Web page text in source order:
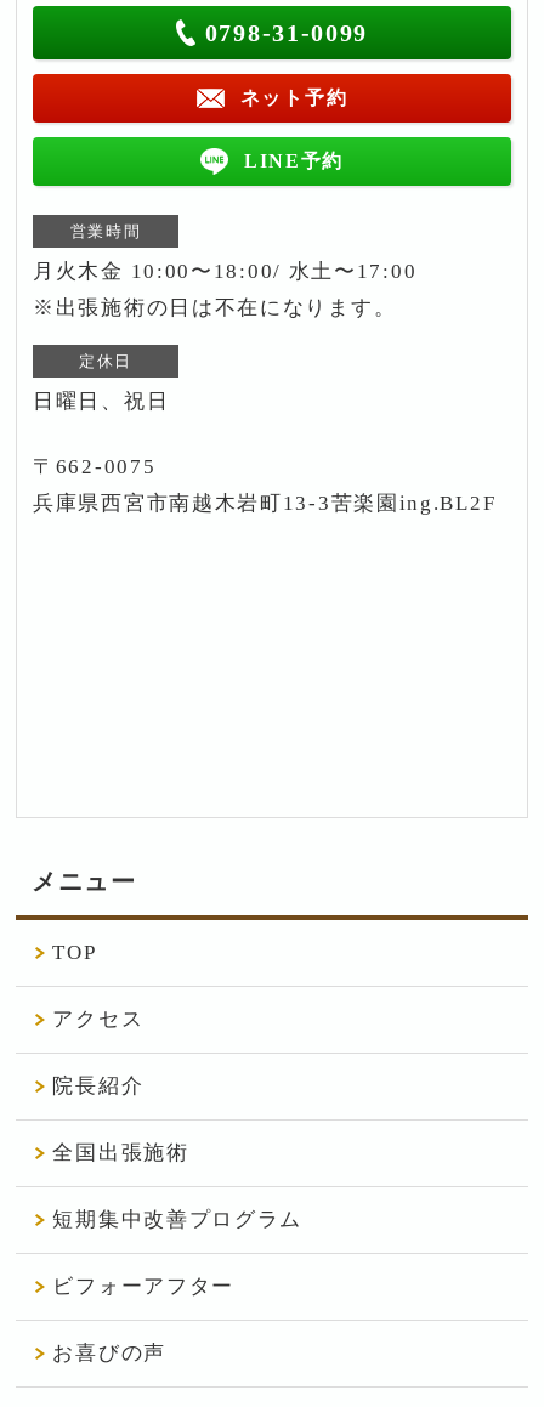
0798-31-0099
ネット予約
LINE予約
営業時間
月火木金 10:00〜18:00/ 水土〜17:00
※出張施術の日は不在になります。
定休日
日曜日、祝日
〒662-0075
兵庫県西宮市南越木岩町13-3苦楽園ing.BL2F
メニュー
TOP
アクセス
院長紹介
全国出張施術
短期集中改善プログラム
ビフォーアフター
お喜びの声